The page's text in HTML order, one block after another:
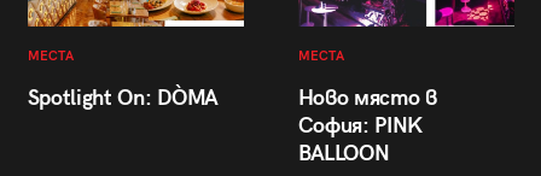
МЕСТА
Spotlight On: DÒMA
МЕСТА
Ново място в
София: PINK
BALLOON